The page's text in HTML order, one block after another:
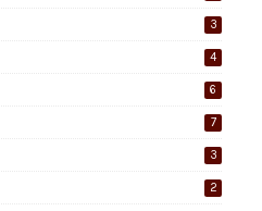
3
4
6
7
3
2